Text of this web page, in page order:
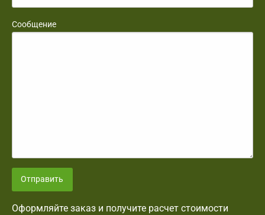
Сообщение
Отправить
Оформляйте заказ и получите расчет стоимости